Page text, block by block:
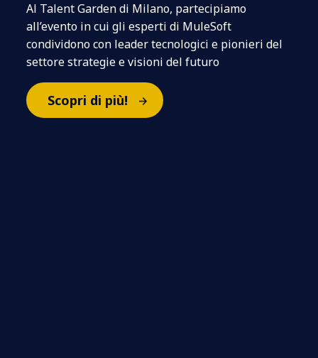
Al Talent Garden di Milano, partecipiamo
all’evento in cui gli esperti di MuleSoft
condividono con leader tecnologici e pionieri del
settore strategie e visioni del futuro
Scopri di più!